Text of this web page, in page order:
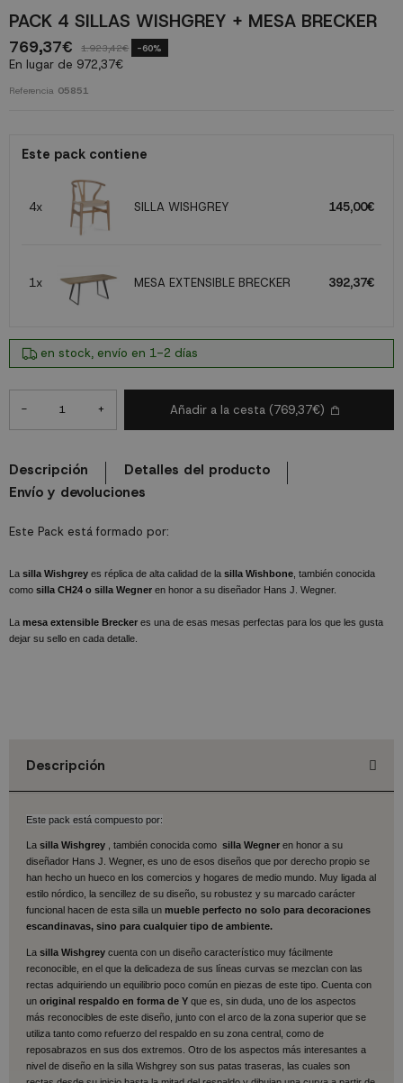
PACK 4 SILLAS WISHGREY + MESA BRECKER
769,37€ 1.923,42€ -60%
En lugar de 972,37€
Referencia 05851
Este Pack está formado por:
La silla Wishgrey es réplica de alta calidad de la silla Wishbone, también conocida
como silla CH24 o silla Wegner en honor a su diseñador Hans J. Wegner.
La mesa extensible Brecker es una de esas mesas perfectas para los que les gusta
dejar su sello en cada detalle.
Este pack contiene
4x SILLA WISHGREY 145,00€
1x MESA EXTENSIBLE BRECKER 392,37€
en stock, envío en 1-2 días
- + Añadir a la cesta (769,37€)
Descripción
Detalles del producto
Envío y devoluciones
Descripción
Este pack está compuesto por:
La silla Wishgrey , también conocida como silla Wegner en honor a su
diseñador Hans J. Wegner, es uno de esos diseños que por derecho propio se
han hecho un hueco en los comercios y hogares de medio mundo. Muy ligada al
estilo nórdico, la sencillez de su diseño, su robustez y su marcado carácter
funcional hacen de esta silla un mueble perfecto no solo para decoraciones
escandinavas, sino para cualquier tipo de ambiente.
La silla Wishgrey cuenta con un diseño característico muy fácilmente
reconocible, en el que la delicadeza de sus líneas curvas se mezclan con las
rectas adquiriendo un equilibrio poco común en piezas de este tipo. Cuenta con
un original respaldo en forma de Y que es, sin duda, uno de los aspectos
más reconocibles de este diseño, junto con el arco de la zona superior que se
utiliza tanto como refuerzo del respaldo en su zona central, como de
reposabrazos en sus dos extremos. Otro de los aspectos más interesantes a
nivel de diseño en la silla Wishgrey son sus patas traseras, las cuales son